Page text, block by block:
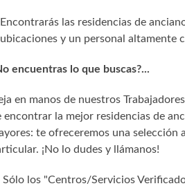
Encontrarás las residencias de
ubicaciones y un personal altamente
encuentras lo que buscas?...
en manos de nuestros
encontrar la mejor residencias de
te ofreceremos una selección
¡No lo dudes y llámanos!
Sólo los "Centros/Servicios